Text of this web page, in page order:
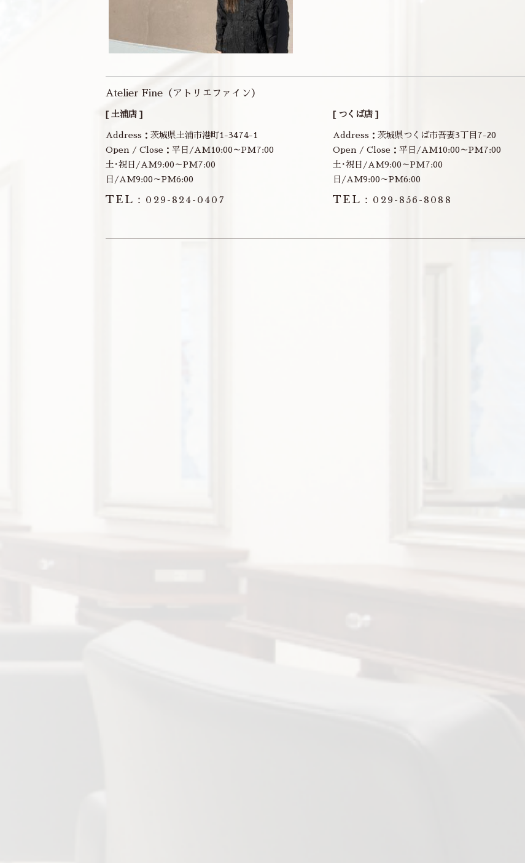
Atelier Fine（アトリエファイン）
[ 土浦店 ]
Address：茨城県土浦市港町1-3474-1
Open / Close：平日/AM10:00～PM7:00
土･祝日/AM9:00～PM7:00
日/AM9:00～PM6:00
TEL： 029-824-0407
[ つくば店 ]
Address：茨城県つくば市吾妻3丁目7-20
Open / Close：平日/AM10:00～PM7:00
土･祝日/AM9:00～PM7:00
日/AM9:00～PM6:00
TEL： 029-856-8088